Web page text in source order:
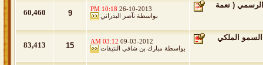
الرسمي ( نعمة 26-10-2013
10:18 PM
بواسطة نآصر البدراني 9
60,460
السمو الملكي 09-03-2012
03:12 AM
بواسطة مبارك بن شافي النتيفات 15
83,413